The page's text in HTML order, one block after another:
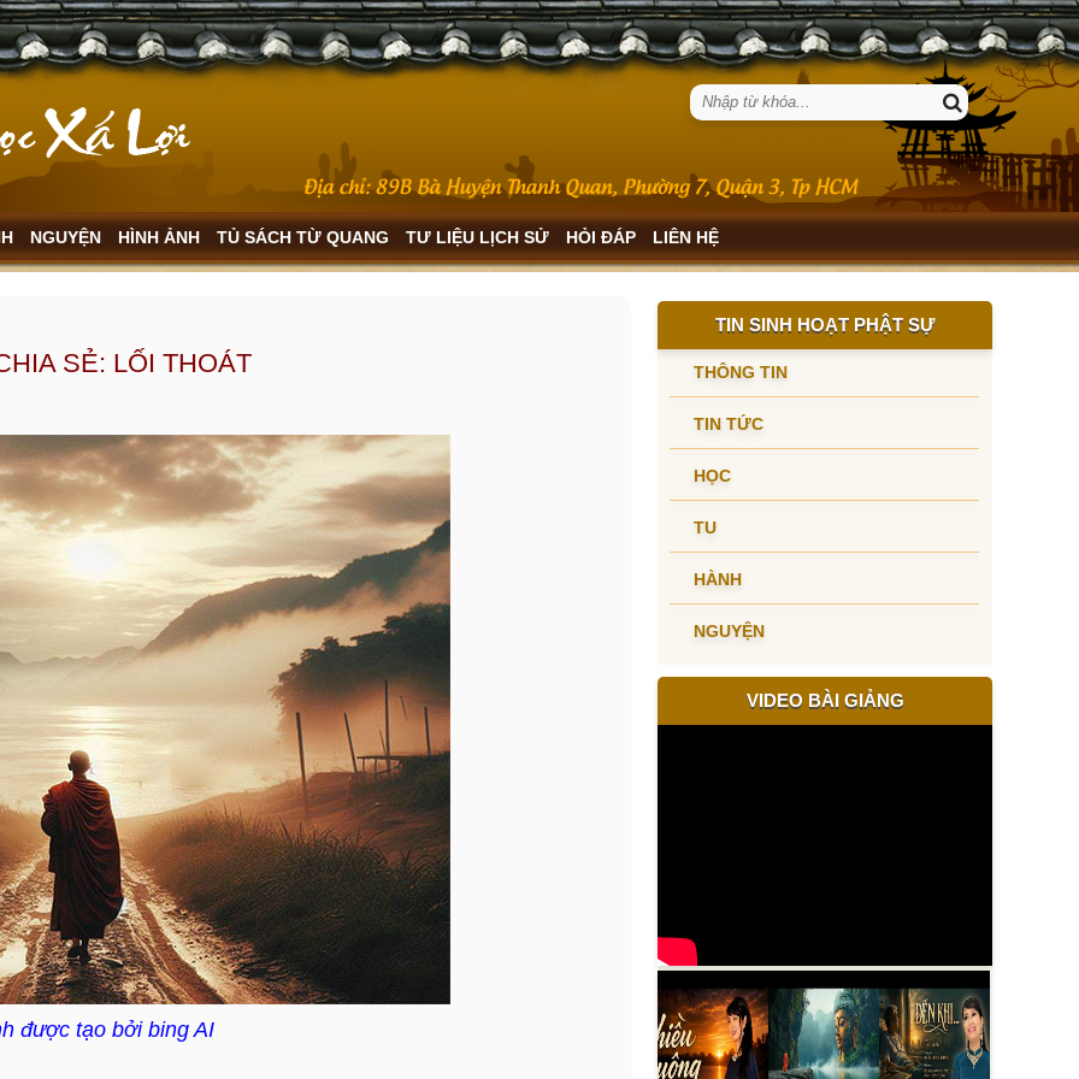
NGUYỆN HÌNH ẢNH TỦ SÁCH TỪ QUANG TƯ LIỆU LỊCH SỬ HỎI ĐÁP LIÊN HỆ
SẺ: LỐI THOÁT
được tạo bởi bing AI
TIN SINH HOẠT PHẬT SỰ
THÔNG TIN
TIN TỨC
HỌC
TU
HÀNH
NGUYỆN
VIDEO BÀI GIẢNG